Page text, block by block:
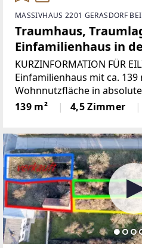
MASSIVHAUS 2201 GERASDORF
Traumhaus,
Einfamilienhaus in
KURZINFORMATION FÜR
Einfamilienhaus mit ca. 139
Wohnnutzfläche in absoluter
Oberlisse in Gerasdorf * Erdgeschoss
mit großzügigem Wohn-
139 m² 4,5 Zimmer